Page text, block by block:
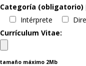
Categoría (obligatorio)
Intérprete
Currículum Vitae:
tamaño máximo 2Mb